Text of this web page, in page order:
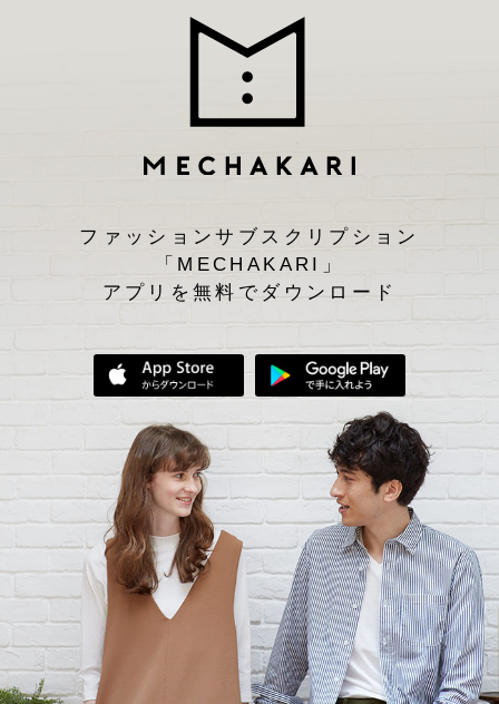
ファッションサブスクリプション
「MECHAKARI」
アプリを無料でダウンロード
App Storeからダウンロード